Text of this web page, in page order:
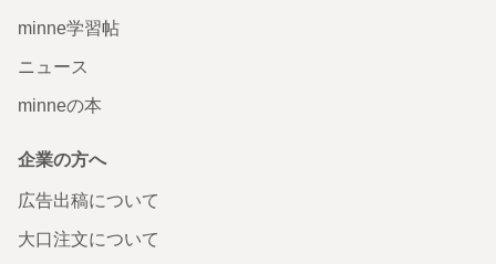
minne学習帖
ニュース
minneの本
企業の方へ
広告出稿について
大口注文について